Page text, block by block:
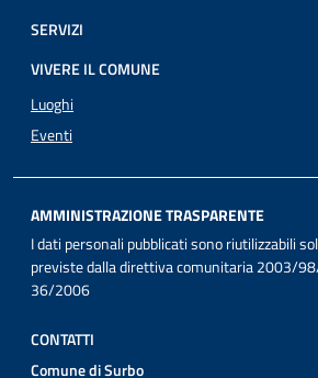
SERVIZI
VIVERE IL COMUNE
Luoghi
Eventi
AMMINISTRAZIONE TRASPARENTE
I dati personali pubblicati sono riutilizzabili
previste dalla direttiva comunitaria 2003/
36/2006
CONTATTI
Comune di Surbo